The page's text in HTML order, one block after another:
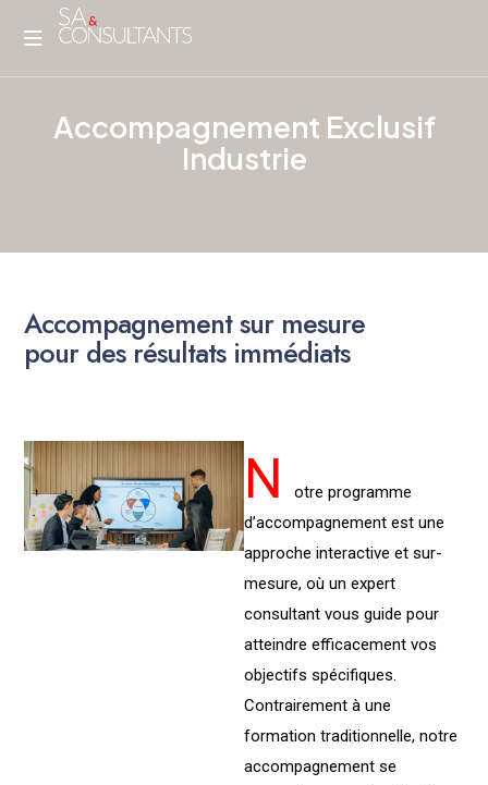
Accompagnement Exclusif
Industrie
Accompagnementsur mesure
pour des résultats immédiats
N
otre programme
d’accompagnement est une
approche interactive et sur-
mesure, où un expert
consultant vous guide pour
atteindre efficacement vos
objectifs spécifiques.
Contrairement à une
formation traditionnelle, notre
accompagnement se